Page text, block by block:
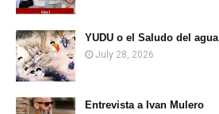
YUDU o el Saludo del agua
July 28, 2026
Entrevista a Ivan Mulero